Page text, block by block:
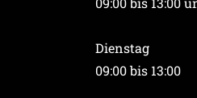
Dienstag
09:00 bis 13:00